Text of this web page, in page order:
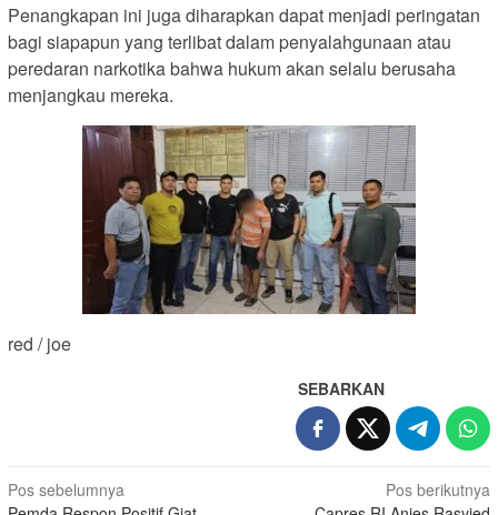
Penangkapan ini juga diharapkan dapat menjadi peringatan
bagi siapapun yang terlibat dalam penyalahgunaan atau
peredaran narkotika bahwa hukum akan selalu berusaha
menjangkau mereka.
red / joe
SEBARKAN
Navigasi
Pos sebelumnya
Pos berikutnya